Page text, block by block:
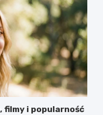
filmy i popularność